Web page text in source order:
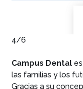
4/6
Campus Dental
las familias y los
Gracias a su